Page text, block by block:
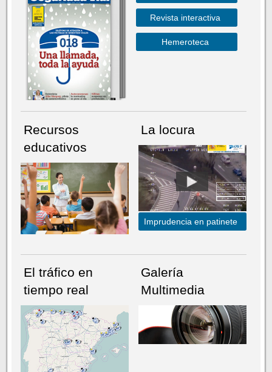
NÚMERO ACTUALHEMEROTECA
Revista interactiva
Hemeroteca
Recursos
educativos
La locura
Imprudencia en patinete
El tráfico en
tiempo real
Galería
Multimedia